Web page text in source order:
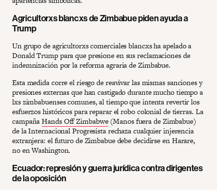
Agricultorxs blancxs de Zimbabue piden ayuda a
Trump
Un grupo de agricultorxs comerciales blancxs ha apelado a
Donald Trump para que presione en sus reclamaciones de
indemnización por la reforma agraria de Zimbabue.
Esta medida corre el riesgo de reavivar las mismas sanciones y
presiones externas que han castigado durante mucho tiempo a
lxs zimbabuenses comunes, al tiempo que intenta revertir los
esfuerzos históricos para reparar el robo colonial de tierras. La
campañaHands Off Zimbabwe(Manos fuera de Zimbabue)
de la Internacional Progresista rechaza cualquier injerencia
extranjera: el futuro de Zimbabue debe decidirse en Harare,
no en Washington.
Ecuador: represión y guerra jurídica contra dirigentes
de la oposición